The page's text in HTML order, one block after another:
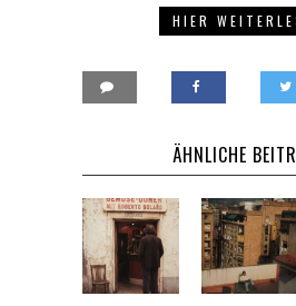
HIER
ÄHNLICHE